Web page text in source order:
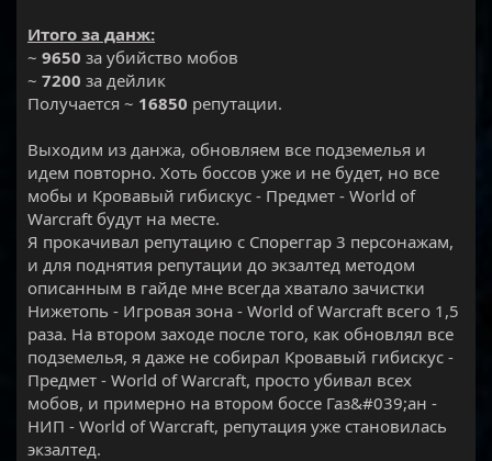
Итого за данж:
~ 9650 за убийство мобов
~ 7200 за дейлик
Получается ~ 16850 репутации.
Выходим из данжа, обновляем все подземелья и
идем повторно. Хоть боссов уже и не будет, но все
мобы и Кровавый гибискус - Предмет - World of
Warcraft будут на месте.
Я прокачивал репутацию с Спореггар 3 персонажам,
и для поднятия репутации до экзалтед методом
описанным в гайде мне всегда хватало зачистки
Нижетопь - Игровая зона - World of Warcraft всего 1,5
раза. На втором заходе после того, как обновлял все
подземелья, я даже не собирал Кровавый гибискус -
Предмет - World of Warcraft, просто убивал всех
мобов, и примерно на втором боссе Газ&#039;ан -
НИП - World of Warcraft, репутация уже становилась
экзалтед.